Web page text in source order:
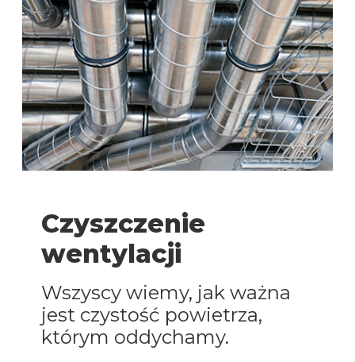
Czyszczenie
wentylacji
Wszyscy wiemy, jak ważna
jest czystość powietrza,
którym oddychamy.